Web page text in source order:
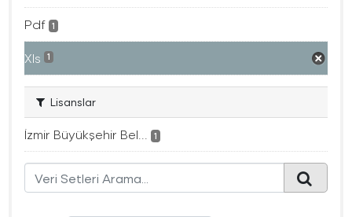
Pdf 1
Xls 1
Lisanslar
İzmir Büyükşehir Bel... 1